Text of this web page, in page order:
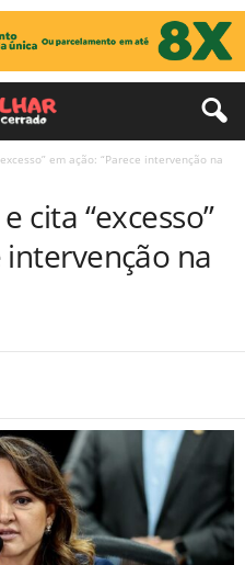
em ação: “Parece intervenção na
cita “excesso”
intervenção na